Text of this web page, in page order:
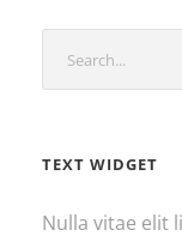
TEXT WIDGET
Nulla vitae elit